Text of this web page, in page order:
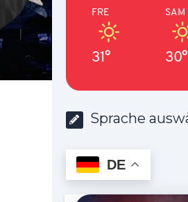
FRE
31°
SAM
30°
Sprache
DE